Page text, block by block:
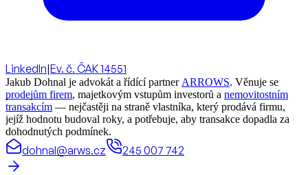
LinkedIn|Ev. č. ČAK 14551
Jakub Dohnal je advokát a řídící partner ARROWS. Věnuje se
prodejům firem, majetkovým vstupům investorů a nemovitostním
transakcím — nejčastěji na straně vlastníka, který prodává firmu,
jejíž hodnotu budoval roky, a potřebuje, aby transakce dopadla za
dohodnutých podmínek.
dohnal@arws.cz 245 007 742